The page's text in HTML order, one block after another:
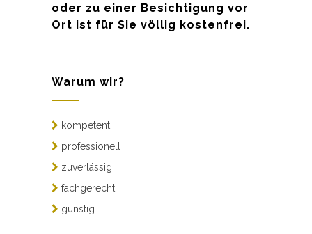
oder zu einer Besichtigung vor
Ort ist für Sie völlig kostenfrei.
Warum wir?
kompetent
professionell
zuverlässig
fachgerecht
günstig